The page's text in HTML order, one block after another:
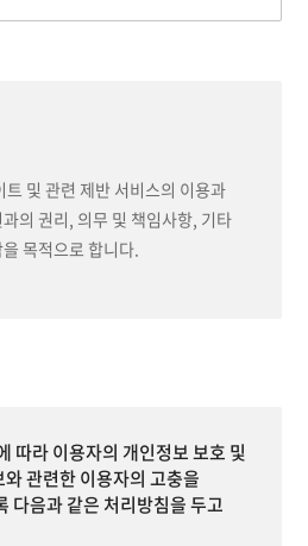
트 및 관련 제반 서비스의 이용과
의 권리, 의무 및 책임사항, 기타
목적으로 합니다.
다.
원”의 식별과 “서비스” 이용을
“회사”가 승인하는 문자와 숫자의
따라 이용자의 개인정보 보호 및
관련한 이용자의 고충을
다음과 같은 처리방침을 두고